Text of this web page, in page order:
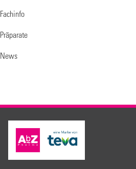
Fachinfo
Präparate
News